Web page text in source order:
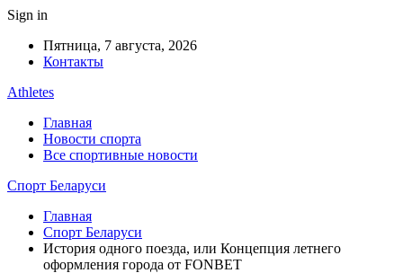
Sign in
Пятница, 7 августа, 2026
Контакты
Athletes
Главная
Новости спорта
Все спортивные новости
Спорт Беларуси
Главная
Спорт Беларуси
История одного поезда, или Концепция летнего
оформления города от FONBET